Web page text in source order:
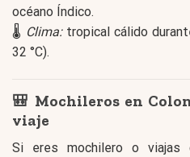
océano Índico.
🌡️ Clima:tropical cálido
32 °C).
🎒 Mochileros en
viaje
Si eres mochilero o viajas